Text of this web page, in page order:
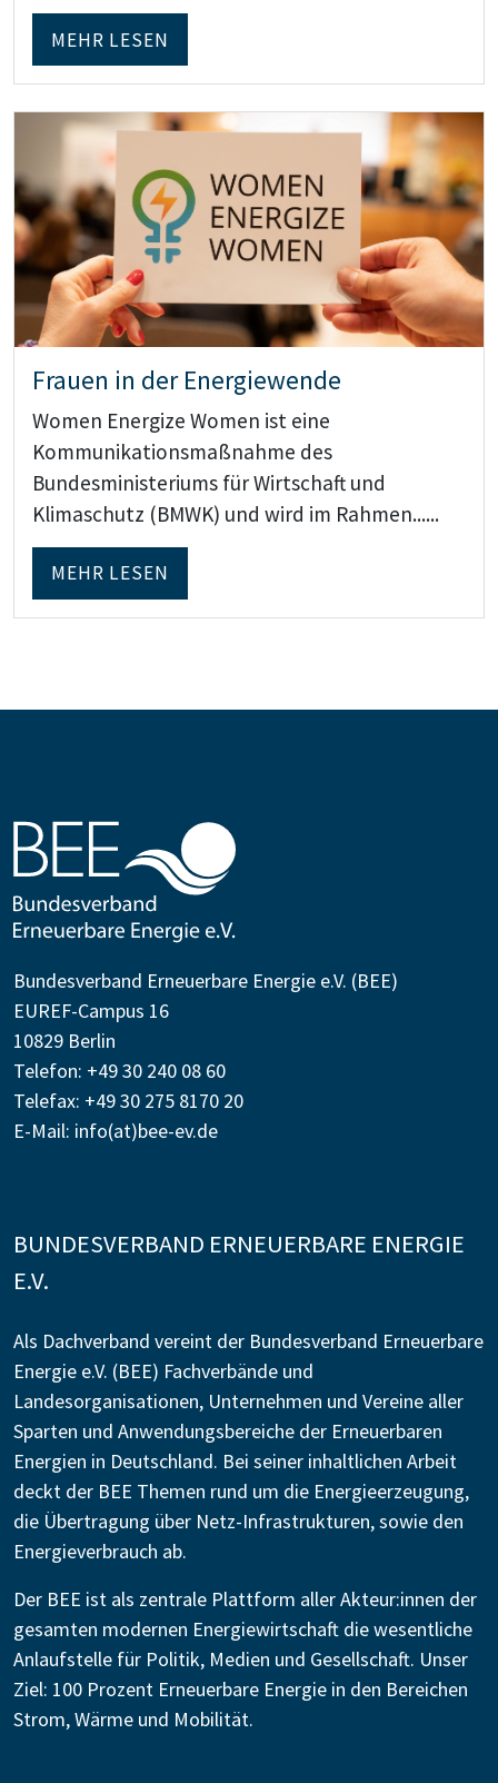
MEHR LESEN
Teaser: Frauen in der Energiewende
Frauen in der Energiewende
Women Energize Women ist eine
Kommunikationsmaßnahme des
Bundesministeriums für Wirtschaft und
Klimaschutz (BMWK) und wird im Rahmen......
MEHR LESEN
Bundesverband Erneuerbare Energie e.V. (BEE)
EUREF-Campus 16
10829 Berlin
Telefon: +49 30 240 08 60
Telefax: +49 30 275 8170 20
E-Mail: info(at)bee-ev.de
BUNDESVERBAND ERNEUERBARE ENERGIE
E.V.
Als Dachverband vereint der Bundesverband Erneuerbare
Energie e.V. (BEE) Fachverbände und
Landesorganisationen, Unternehmen und Vereine aller
Sparten und Anwendungsbereiche der Erneuerbaren
Energien in Deutschland. Bei seiner inhaltlichen Arbeit
deckt der BEE Themen rund um die Energieerzeugung,
die Übertragung über Netz-Infrastrukturen, sowie den
Energieverbrauch ab.
Der BEE ist als zentrale Plattform aller Akteur:innen der
gesamten modernen Energiewirtschaft die wesentliche
Anlaufstelle für Politik, Medien und Gesellschaft. Unser
Ziel: 100 Prozent Erneuerbare Energie in den Bereichen
Strom, Wärme und Mobilität.